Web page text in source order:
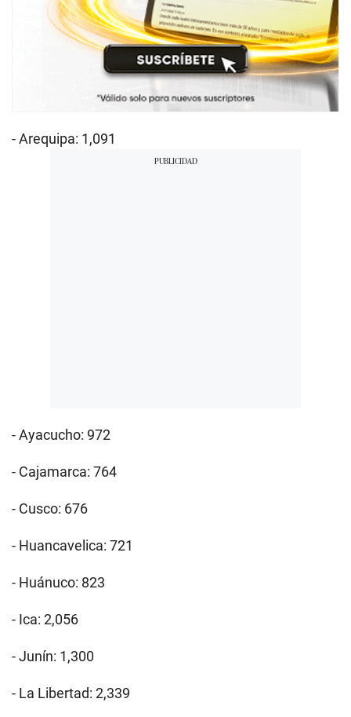
- Arequipa: 1,091
- Ayacucho: 972
- Cajamarca: 764
- Cusco: 676
- Huancavelica: 721
- Huánuco: 823
- Ica: 2,056
- Junín: 1,300
- La Libertad: 2,339